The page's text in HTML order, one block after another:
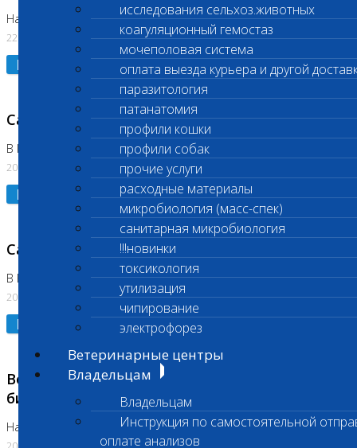
исследования сельхоз.животных
коагуляционный гемостаз
мочеполовая система
оплата выезда курьера и другой
паразитология
патанатомия
профили кошки
профили собак
прочие услуги
расходные материалы
микробиология (масс-спек)
санитарная микробиология
!!!новинки
токсикология
утилизация
чипирование
электрофорез
Ветеринарные центры
Владельцам
Владельцам
Инструкция по самостоятельной
оплате анализов
На Нагорной. Код ( 123,310,309)
22.07.2026
Подробнее
Санитарные дни
В Коломне 24.07.2026 и 28.07.2026
20.07.2026
Подробнее
Санитарный день
В Бутово 21.07.2026
20.07.2026
Подробнее
Возобновлено выполнение срочных
биохимических исследований
На Нагорной